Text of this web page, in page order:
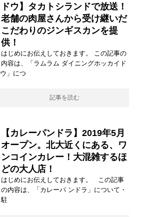
ドウ】タカトシランドで放送！
老舗の肉屋さんから受け継いだ
こだわりのジンギスカンを提
供！
はじめにお伝えしておきます。 この記事の
内容は、「ラムラム ダイニングホッカイド
ウ」につ
記事を読む
【カレーパンドラ】2019年5月
オープン。北大近くにある、ワ
ンコインカレー！大混雑するほ
どの大人店！
はじめにお伝えしておきます。 この記事
の内容は、「カレーパ ンドラ」について・
駐